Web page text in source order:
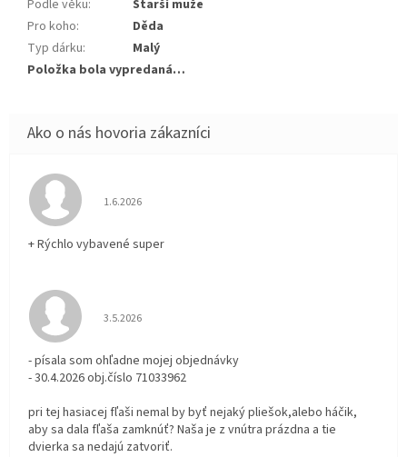
Podle věku:
Starší muže
Pro koho:
Děda
Typ dárku:
Malý
Položka bola vypredaná…
Hodnotenie obchodu je 5 z 5 hviezdičiek.
1.6.2026
+ Rýchlo vybavené super
Hodnotenie obchodu je 3 z 5 hviezdičiek.
3.5.2026
- písala som ohľadne mojej objednávky
- 30.4.2026 obj.číslo 71033962
pri tej hasiacej fľaši nemal by byť nejaký pliešok,alebo háčik,
aby sa dala fľaša zamknúť? Naša je z vnútra prázdna a tie
dvierka sa nedajú zatvoriť.